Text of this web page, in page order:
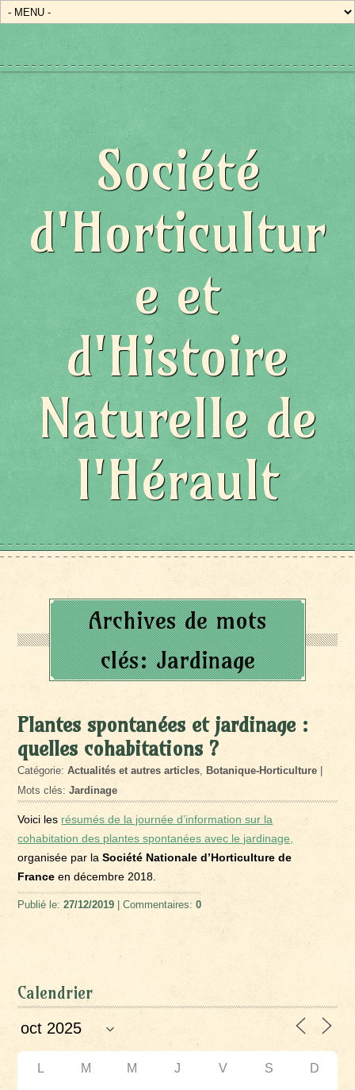
Société
d'Horticultur
e et
d'Histoire
Naturelle de
l'Hérault
Archives de mots
clés:Jardinage
Plantes spontanées et jardinage :
quelles cohabitations ?
Catégorie:Actualités et autres articles, Botanique-Horticulture
Mots clés:Jardinage
Voici les résumés de la journée d’information sur la
cohabitation des plantes spontanées avec le jardinage,
organisée par laSociété Nationale d’Horticulture de
Franceen décembre 2018.
Publié le:27/12/2019 | Commentaires:0
Calendrier
L M M J V S D